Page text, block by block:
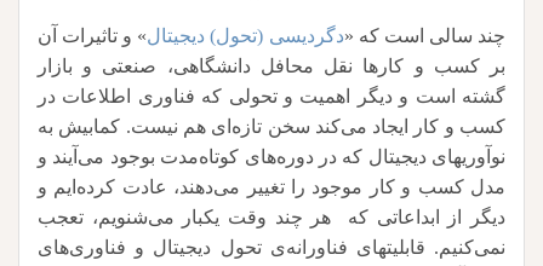
چند سالی است که «دگردیسی (تحول) دیجیتال» و تاثیرات آن
بر کسب و کارها نقل محافل دانشگاهی، صنعتی و بازار
گشته است و دیگر اهمیت و تحولی که فناوری اطلاعات در
کسب و کار ایجاد می‌کند سخن تازه‌ای هم نیست. کمابیش به
نوآوریهای دیجیتال که در دوره‌های کوتاه‌مدت بوجود می‌آیند و
مدل کسب و کار موجود را تغییر می‌دهند، عادت کرده‌ایم و
دیگر از ابداعاتی که هر چند وقت یکبار می‌شنویم، تعجب
نمی‌کنیم. قابلیتهای فناورانه‌ی تحول دیجیتال و فناوری‌های